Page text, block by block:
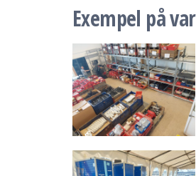
Exempel på